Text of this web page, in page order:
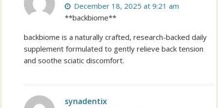
December 18, 2025 at 9:21 am
**backbiome**
backbiome is a naturally crafted, research-backed daily
supplement formulated to gently relieve back tension
and soothe sciatic discomfort.
synadentix